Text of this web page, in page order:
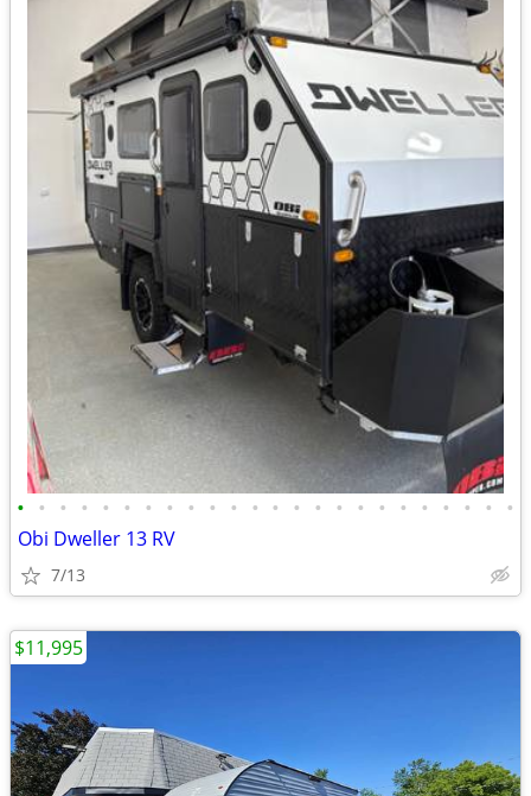
• • • • • • • • • • • • • • • • • • • • • • • •
Obi Dweller 13 RV
7/13
$11,995